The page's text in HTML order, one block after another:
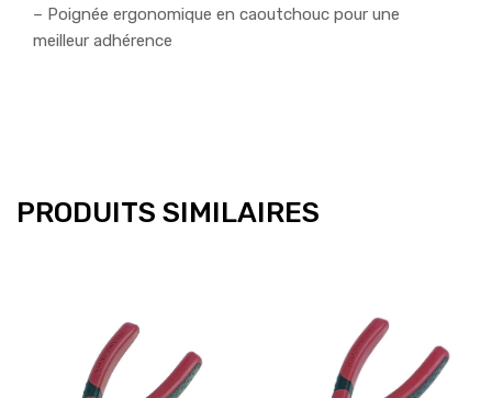
– Poignée ergonomique en caoutchouc pour une
meilleur adhérence
PRODUITS SIMILAIRES